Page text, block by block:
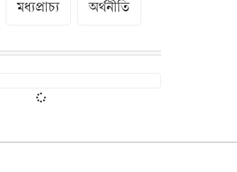
মধ্যপ্রাচ্য অর্থনীতি